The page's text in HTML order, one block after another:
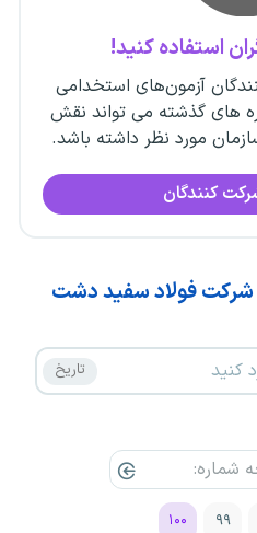
استفاده کنید!
آزمون‌های استخدامی
های گذشته می تواند نقش
مورد نظر داشته باشد.
کنندگان
شرکت فولاد سفید دشت
۹۹ ۱۰۰